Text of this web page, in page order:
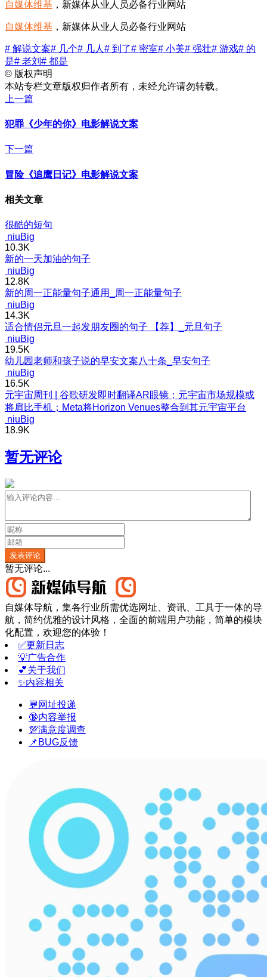
自媒体维基 ，新媒体从业人员必备行业网站
自媒体维基 ，新媒体从业人员必备行业网站
# 解说文案# 几个# 几人 # 到了# 密室# 小美# 强壮# 游戏# 的
是# 老刘 # 都是
© 版权声明
本站专栏文章版权归作者所有，未经允许请勿转载。
上一篇
犯罪《少年的你》电影解说文案
下一篇
冒险《追鹰日记》电影解说文案
相关文章
很酷的短句
niuBig
10.3K
新的一天加油的句子
niuBig
12.8K
新的周一正能量句子通用_周一正能量句子
niuBig
14.3K
适合情侣元旦一起发朋友圈的句子 【荐】_元旦句子
niuBig
19.5K
幼儿园老师和孩子说的早安文案八十条_早安句子
niuBig
16.5K
元宇宙周刊 | 谷歌研发即时翻译AR眼镜；元宇宙市场规模或
将肩比手机；Meta将Horizon Venues整合到其元宇宙平台
niuBig
18.9K
暂无评论
发表评论
暂无评论...
自媒体导航，集各行业所需优选网址、资讯、工具于一体的导
航，简约优雅的设计风格，全面的前端用户功能，简单的模块
化配置，欢迎您的体验！
✅更新日志
💡广告合作
💕关于我们
✨内容相关
💬网址投递
🔞内容举报
💯满意度调查
📌BUG反馈